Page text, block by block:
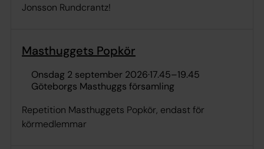
Jonsson Rundcrantz!
Masthuggets Popkör
onsdag 2 september 2026·17.45–19.45
Göteborgs Masthuggs församling
Repetition Masthuggets Popkör, endast för
körmedlemmar